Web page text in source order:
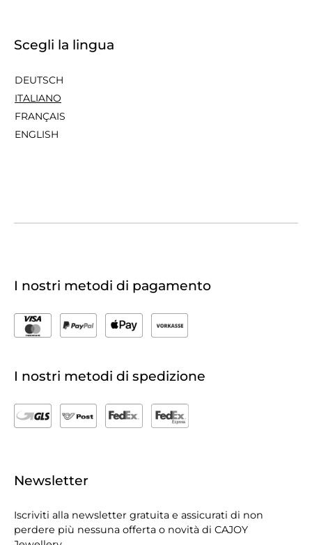
Scegli la lingua
DEUTSCH
ITALIANO
FRANÇAIS
ENGLISH
I nostri metodi di pagamento
I nostri metodi di spedizione
Newsletter
Iscriviti alla newsletter gratuita e assicurati di non
perdere più nessuna offerta o novità di CAJOY